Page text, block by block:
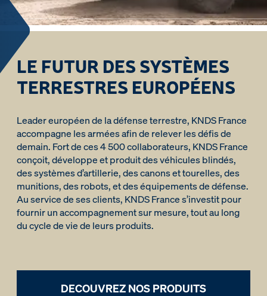
LE FUTUR DES SYSTÈMES
TERRESTRES EUROPÉENS
Leader européen de la défense terrestre, KNDS France
accompagne les armées afin de relever les défis de
demain. Fort de ces 4 500 collaborateurs, KNDS France
conçoit, développe et produit des véhicules blindés,
des systèmes d’artillerie, des canons et tourelles, des
munitions, des robots, et des équipements de défense.
Au service de ses clients, KNDS France s’investit pour
fournir un accompagnement sur mesure, tout au long
du cycle de vie de leurs produits.
DECOUVREZ NOS PRODUITS